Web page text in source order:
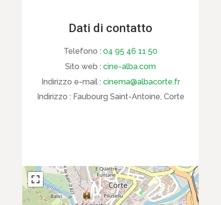
Dati di contatto
Telefono : 04 95 46 11 50
Sito web : cine-alba.com
Indirizzo e-mail : cinema@albacorte.fr
Indirizzo : Faubourg Saint-Antoine, Corte